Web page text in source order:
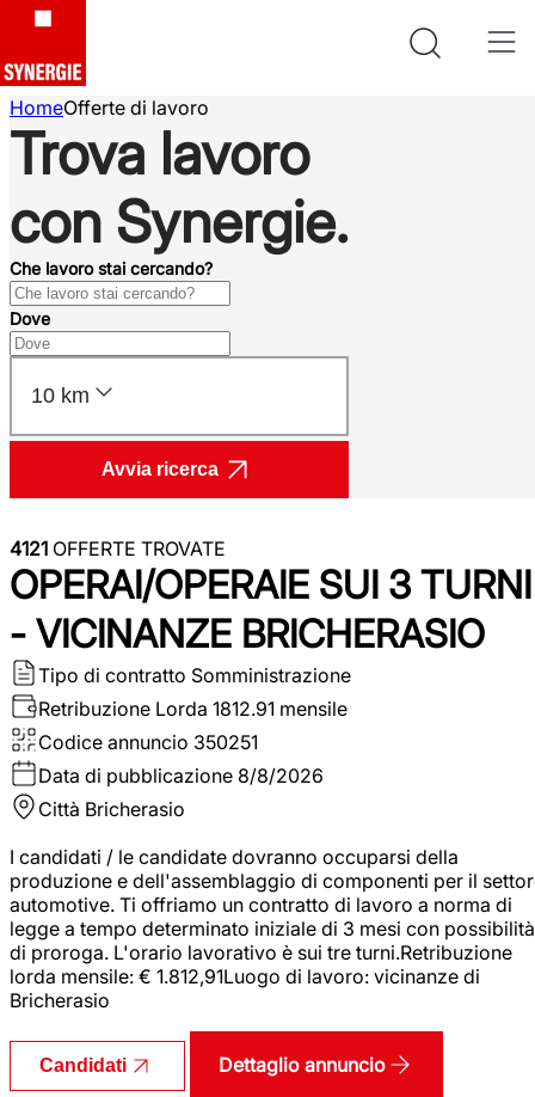
HomeOfferte di lavoro
Trova lavoro
con Synergie.
Che lavoro stai cercando?
Dove
10 km
Avvia ricerca
4121 OFFERTE TROVATE
OPERAI/OPERAIE SUI 3 TURNI
- VICINANZE BRICHERASIO
Tipo di contratto Somministrazione
Retribuzione Lorda 1812.91 mensile
Codice annuncio 350251
Data di pubblicazione 8/8/2026
Città Bricherasio
I candidati / le candidate dovranno occuparsi della
produzione e dell'assemblaggio di componenti per il
automotive. Ti offriamo un contratto di lavoro a norma di
legge a tempo determinato iniziale di 3 mesi con possibilità
di proroga. L'orario lavorativo è sui tre turni.Retribuzione
lorda mensile: € 1.812,91Luogo di lavoro: vicinanze di
Bricherasio
Candidati Dettaglio annuncio